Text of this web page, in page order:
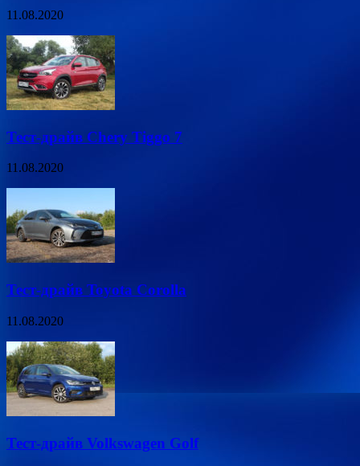
11.08.2020
Тест-драйв Chery Tiggo 7
11.08.2020
Тест-драйв Toyota Corolla
11.08.2020
Тест-драйв Volkswagen Golf